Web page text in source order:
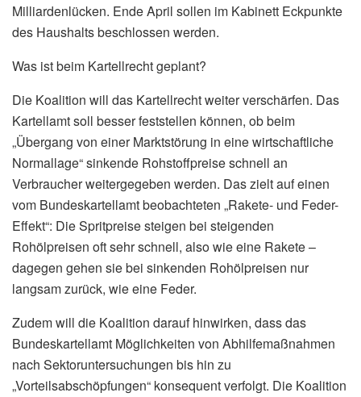
Milliardenlücken. Ende April sollen im Kabinett Eckpunkte
des Haushalts beschlossen werden.
Was ist beim Kartellrecht geplant?
Die Koalition will das Kartellrecht weiter verschärfen. Das
Kartellamt soll besser feststellen können, ob beim
„Übergang von einer Marktstörung in eine wirtschaftliche
Normallage“ sinkende Rohstoffpreise schnell an
Verbraucher weitergegeben werden. Das zielt auf einen
vom Bundeskartellamt beobachteten „Rakete- und Feder-
Effekt“: Die Spritpreise steigen bei steigenden
Rohölpreisen oft sehr schnell, also wie eine Rakete –
dagegen gehen sie bei sinkenden Rohölpreisen nur
langsam zurück, wie eine Feder.
Zudem will die Koalition darauf hinwirken, dass das
Bundeskartellamt Möglichkeiten von Abhilfemaßnahmen
nach Sektoruntersuchungen bis hin zu
„Vorteilsabschöpfungen“ konsequent verfolgt. Die Koalition